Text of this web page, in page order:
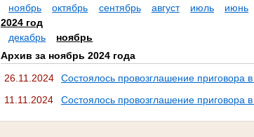
ноябрь
октябрь сентябрь август июль июнь
2024 год
декабрь
ноябрь
Архив за ноябрь 2024 года
26.11.2024
Состоялось провозглашение приговора
11.11.2024
Состоялось провозглашение приговора